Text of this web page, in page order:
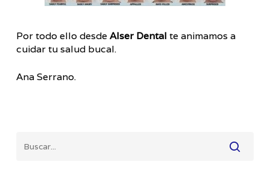
Por todo ello desde Alser Dental te animamos a
cuidar tu salud bucal.
Ana Serrano.